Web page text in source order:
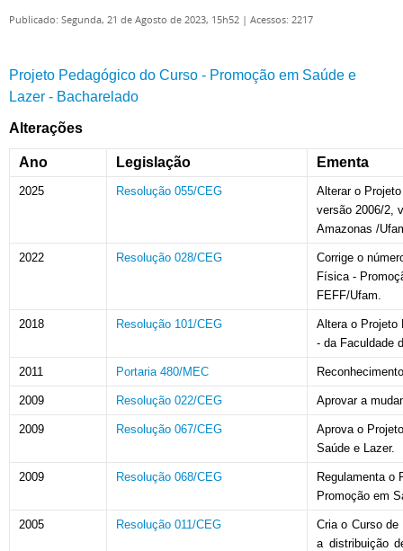
Publicado: Segunda, 21 de Agosto de 2023, 15h52 | Acessos: 2217
Projeto Pedagógico do Curso - Promoção em Saúde e
Lazer - Bacharelado
Alterações
Ano Legislação Ementa
2025 Resolução 055/CEG
Alterar o
versão 2006/2,
Amazonas /
2022 Resolução 028/CEG
Corrige o
Física -
FEFF/Ufam.
2018 Resolução 101/CEG
Altera o Projeto
- da Faculdade
2011 Portaria 480/MEC
2009 Resolução 022/CEG Aprovar a
2009 Resolução 067/CEG
Aprova o
Saúde e Lazer.
2009 Resolução 068/CEG
Regulamenta o
Promoção em
2005 Resolução 011/CEG
Cria o Curso
a distribuição